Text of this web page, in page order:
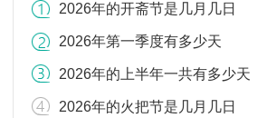
2026年的开斋节是几月几日
2026年第一季度有多少天
2026年的上半年一共有多少天
2026年的火把节是几月几日